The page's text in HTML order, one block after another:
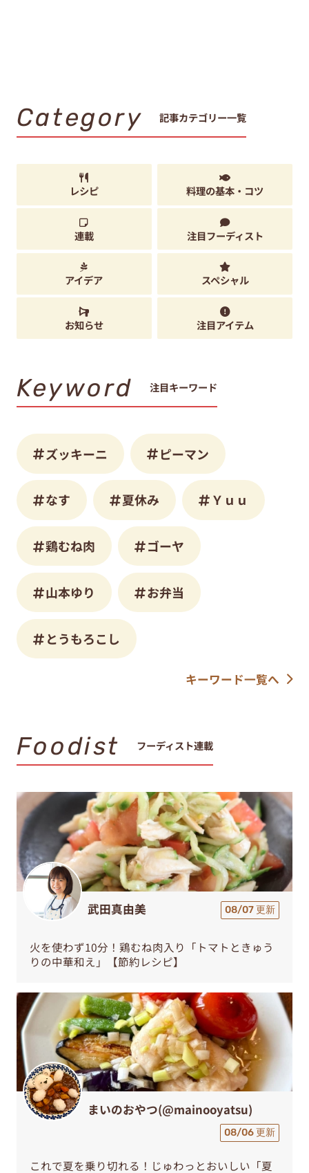
Category 記事カテゴリー一覧
レシピ 料理の基本・コツ
連載 注目フーディスト
アイデア スペシャル
お知らせ 注目アイテム
Keyword 注目キーワード
ズッキーニ ピーマン
なす 夏休み Ｙｕｕ
鶏むね肉 ゴーヤ
山本ゆり お弁当
とうもろこし
キーワード一覧へ
Foodist フーディスト連載
武田真由美 08/07 更新
火を使わず10分！鶏むね肉入り「トマトときゅう
りの中華和え」【節約レシピ】
まいのおやつ(@mainooyatsu)
08/06 更新
これで夏を乗り切れる！じゅわっとおいしい「夏